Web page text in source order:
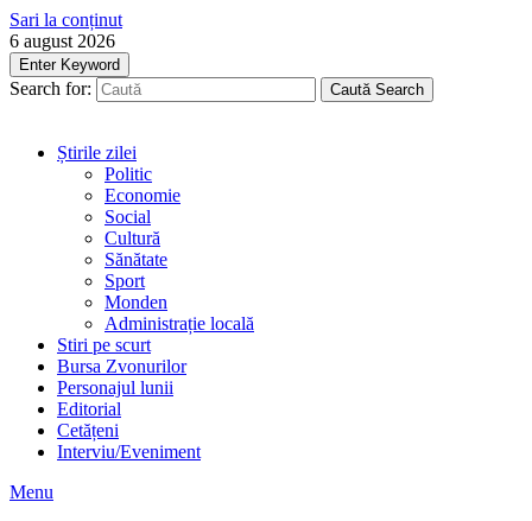
Sari la conținut
6 august 2026
Enter Keyword
Search for: Caută Search
Știrile zilei
Politic
Economie
Social
Cultură
Sănătate
Sport
Monden
Administrație locală
Stiri pe scurt
Bursa Zvonurilor
Personajul lunii
Editorial
Cetățeni
Interviu/Eveniment
Menu